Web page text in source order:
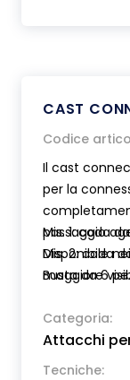
CAST
Codice
Il cast
per la
passaggio
Disponibile
maggiore
Mis. 1: coda
Mis. 2: coda
Busta da 6
Categoria:
Attacchi
Tecniche: